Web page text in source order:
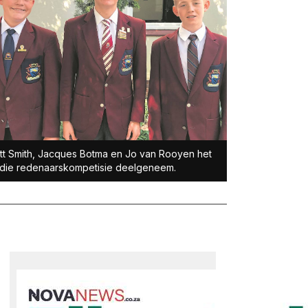
Smith, Jacques Botma en Jo van Rooyen het
redenaarskompetisie deelgeneem.